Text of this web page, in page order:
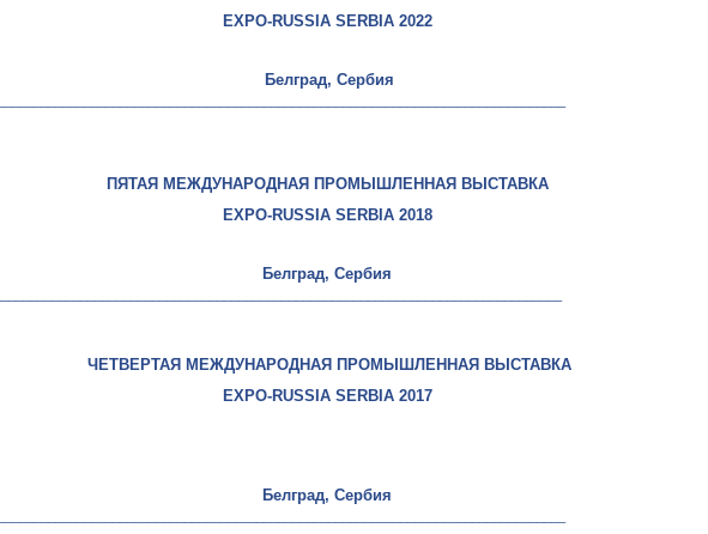
EXPO-RUSSIA SERBIA 2022
Белград, Сербия
ПЯТАЯ МЕЖДУНАРОДНАЯ ПРОМЫШЛЕННАЯ ВЫСТАВКА
EXPO-RUSSIA SERBIA2018
Белград, Сербия
ЧЕТВЕРТАЯ МЕЖДУНАРОДНАЯ ПРОМЫШЛЕННАЯ ВЫСТАВКА
EXPO-RUSSIA SERBIA 2017
Белград, Сербия